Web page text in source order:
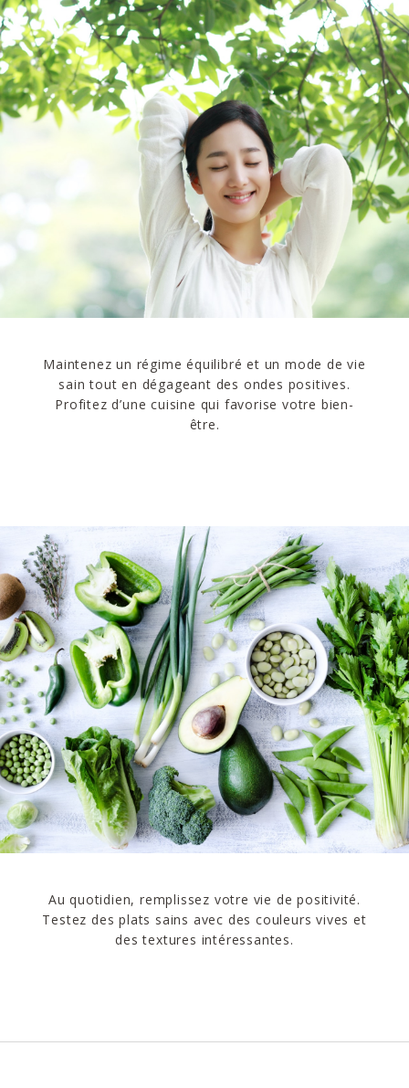
Maintenez un régime équilibré et un mode de vie
sain tout en dégageant des ondes positives.
Profitez d’une cuisine qui favorise votre bien-
être.
Au quotidien, remplissez votre vie de positivité.
Testez des plats sains avec des couleurs vives et
des textures intéressantes.